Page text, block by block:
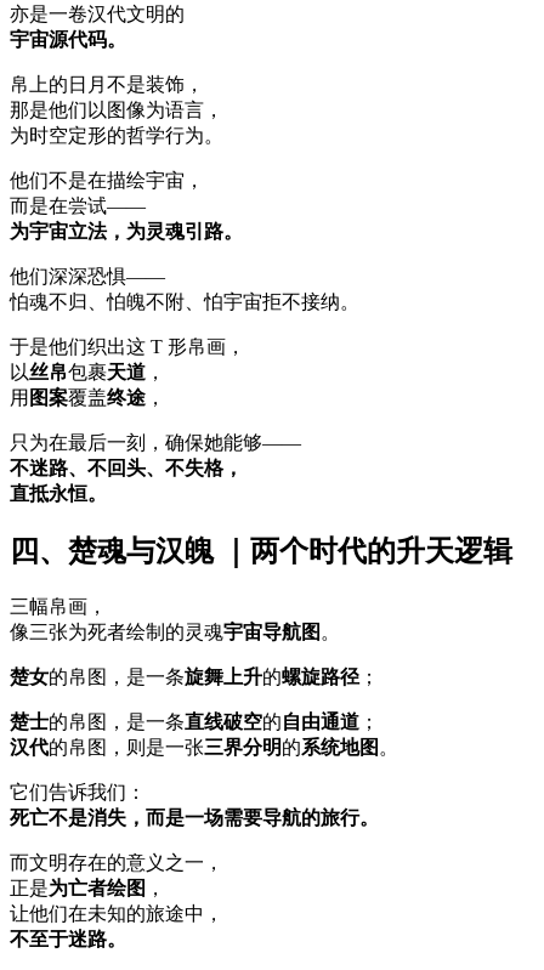
亦是一卷汉代文明的
宇宙源代码。
帛上的日月不是装饰，
那是他们以图像为语言，
为时空定形的哲学行为。
他们不是在描绘宇宙，
而是在尝试——
为宇宙立法，为灵魂引路。
他们深深恐惧——
怕魂不归、怕魄不附、怕宇宙拒不接纳。
于是他们织出这 T 形帛画，
以丝帛包裹天道 ，
用 图案覆盖终途 ，
只为在最后一刻，确保她能够——
不迷路、不回头、不失格，
直抵永恒。
四、楚魂与汉魄 ｜两个时代的升天逻辑
三幅帛画，
像三张为死者绘制的灵魂宇宙导航图 。
楚女的帛图，是一条旋舞上升的螺旋路径 ；
楚士的帛图，是一条直线破空的自由通道 ；
汉代的帛图，则是一张三界分明的系统地图 。
它们告诉我们：
死亡不是消失，而是一场需要导航的旅行。
而文明存在的意义之一，
正是为亡者绘图 ，
让他们在未知的旅途中，
不至于迷路。